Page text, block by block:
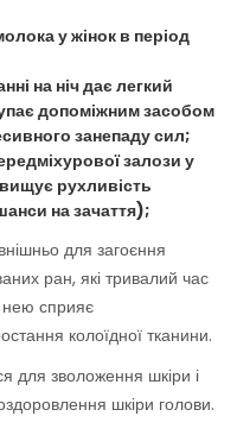
у жінок в період
на ніч дає легкий
допоміжним засобом
занепаду сил;
залози у
рухливість
на зачаття);
для загоєння
ран, які тривалий час
сприяє
колоїдної тканини.
для зволоження шкіри і
шкіри голови.